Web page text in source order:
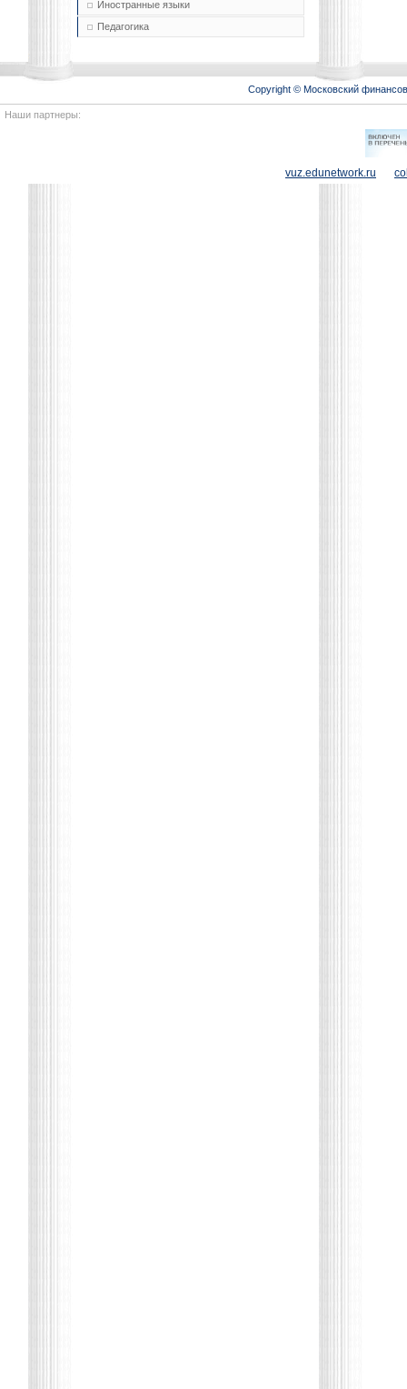
Иностранные языки
Педагогика
Copyright © Московский
Наши партнеры:
vuz.edunetwork.ru